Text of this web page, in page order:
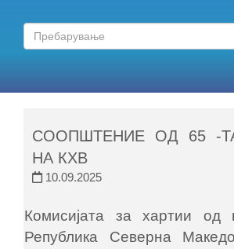
СООПШТЕНИЕ ОД 65 -
НА КХВ
10.09.2025
Комисијата за хартии од
Република Северна